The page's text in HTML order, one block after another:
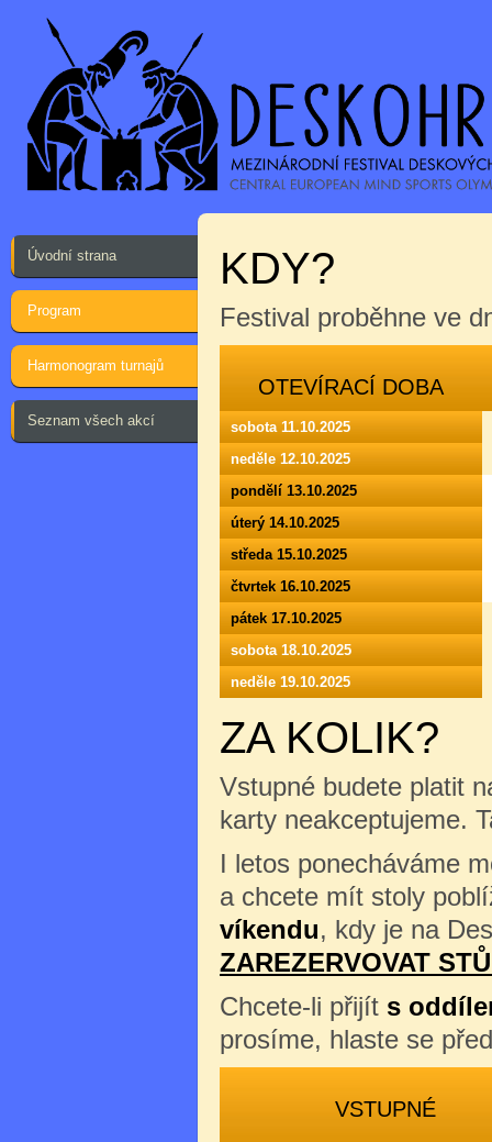
Úvodní strana
Program
Harmonogram turnajů
Seznam všech akcí
KDY?
Festival proběhne ve
OTEVÍRACÍ DOBA
sobota 11.10.2025
neděle 12.10.2025
pondělí 13.10.2025
úterý 14.10.2025
středa 15.10.2025
čtvrtek 16.10.2025
pátek 17.10.2025
sobota 18.10.2025
neděle 19.10.2025
ZA KOLIK?
Vstupné budete platit
karty neakceptujeme.
I letos ponecháváme
a chcete mít stoly
víkendu, kdy je na
ZAREZERVOVAT
Chcete-li přijít s
prosíme, hlaste se
VSTUPNÉ